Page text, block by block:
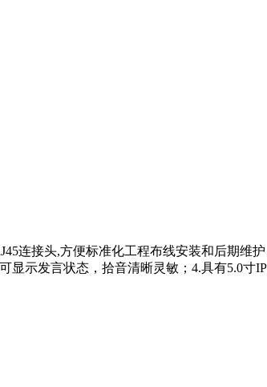
连接头,方便标准化工程布线安装和后期维
示发言状态，拾音清晰灵敏；4.具有5.0